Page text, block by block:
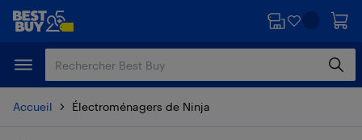
Passer
principal
Passer
Accueil Électroménagers de Ninja